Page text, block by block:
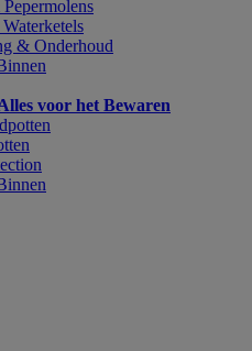
& Onderhoud
voor het Bewaren